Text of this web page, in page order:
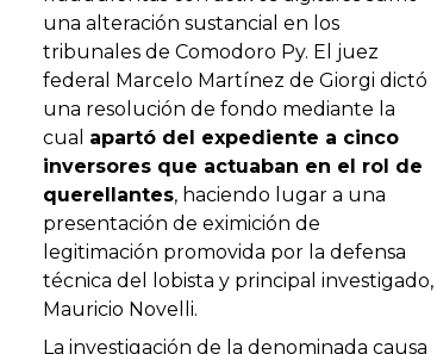
una alteración sustancial en los
tribunales de Comodoro Py. El juez
federal Marcelo Martínez de Giorgi dictó
una resolución de fondo mediante la
cual apartó del expediente a cinco
inversores que actuaban en el rol de
querellantes, haciendo lugar a una
presentación de eximición de
legitimación promovida por la defensa
técnica del lobista y principal investigado,
Mauricio Novelli.
La investigación de la denominada causa